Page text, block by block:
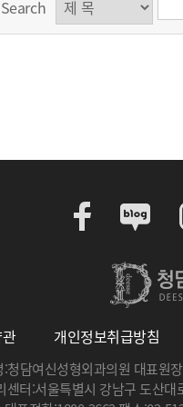
Search
개인정보취급방침
:청담여신성형외과의원 대표원
센터:서울특별시 강남구 도산